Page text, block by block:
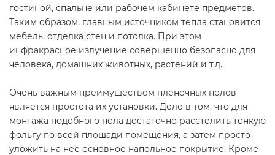
гостиной, спальне или рабочем кабинете предметов.
Таким образом, главным источником тепла становится
мебель, отделка стен и потолка. При этом
инфракрасное излучение совершенно безопасно для
человека, домашних животных, растений и т.д.
Очень важным преимуществом пленочных полов
является простота их установки. Дело в том, что для
монтажа подобного пола достаточно расстелить тонкую
фольгу по всей площади помещения, а затем просто
уложить на нее основное напольное покрытие. Кроме